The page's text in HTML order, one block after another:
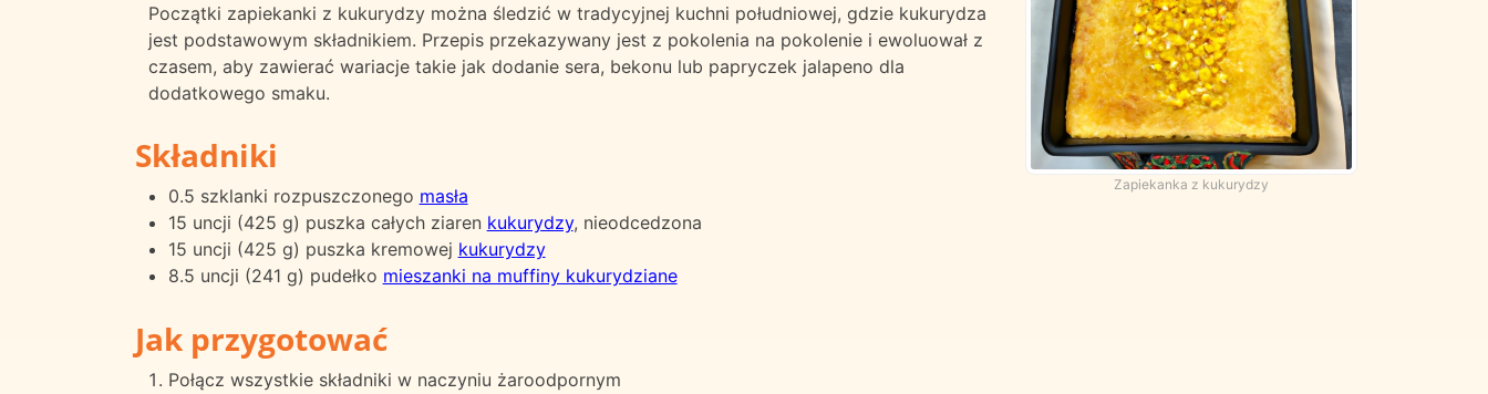
Zapiekanka z kukurydzy
Początki zapiekanki z kukurydzy można śledzić w tradycyjnej kuchni południowej, gdzie kukurydza
jest podstawowym składnikiem. Przepis przekazywany jest z pokolenia na pokolenie i ewoluował z
czasem, aby zawierać wariacje takie jak dodanie sera, bekonu lub papryczek jalapeno dla
dodatkowego smaku.
Składniki
0.5 szklanki rozpuszczonego masła
15 uncji (425 g) puszka całych ziaren kukurydzy, nieodcedzona
15 uncji (425 g) puszka kremowej kukurydzy
8.5 uncji (241 g) pudełko mieszanki na muffiny kukurydziane
Jak przygotować
Połącz wszystkie składniki w naczyniu żaroodpornym